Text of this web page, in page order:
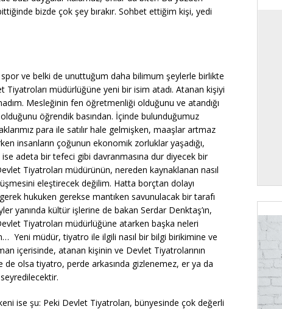
bizde çok şey bırakır. Sohbet ettiğim kişi, yedi
spor ve belki de unuttuğum daha bilimum şeylerle birlikte
müdürlüğüne yeni bir isim atadı. Atanan kişiyi
Mesleğinin fen öğretmenliği olduğunu ve atandığı
öğrendik basından. İçinde bulunduğumuz
para ile satılır hale gelmişken, maaşlar artmaz
insanların çoğunun ekonomik zorluklar yaşadığı,
adeta bir tefeci gibi davranmasına dur diyecek bir
Tiyatroları müdürünün, nereden kaynaklanan nasıl
eleştirecek değilim. Hatta borçtan dolayı
hukuken gerekse mantıken savunulacak bir tarafı
yanında kültür işlerine de bakan Serdar Denktaş’ın,
Tiyatroları müdürlüğüne atarken başka neleri
Yeni müdür, tiyatro ile ilgili nasıl bir bilgi birikimine ve
içerisinde, atanan kişinin ve Devlet Tiyatrolarının
olsa tiyatro, perde arkasında gizlenemez, er ya da
ise şu: Peki Devlet Tiyatroları, bünyesinde çok değerli